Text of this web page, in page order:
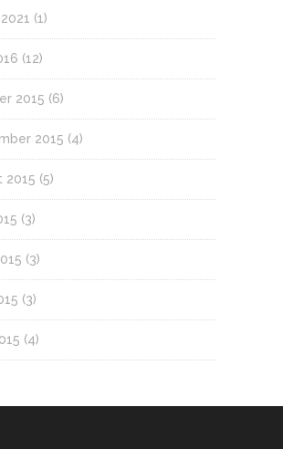
(1)
(12)
2015 (6)
2015 (4)
2015 (5)
(3)
(3)
(3)
(4)